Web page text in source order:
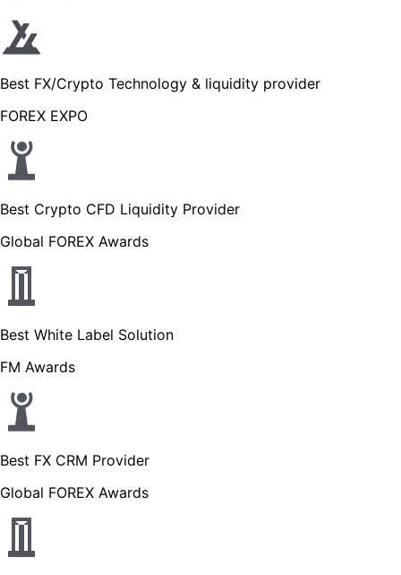
Best FX/Crypto Technology & liquidity provider
FOREX EXPO
Best Crypto CFD Liquidity Provider
Global FOREX Awards
Best White Label Solution
FM Awards
Best FX CRM Provider
Global FOREX Awards